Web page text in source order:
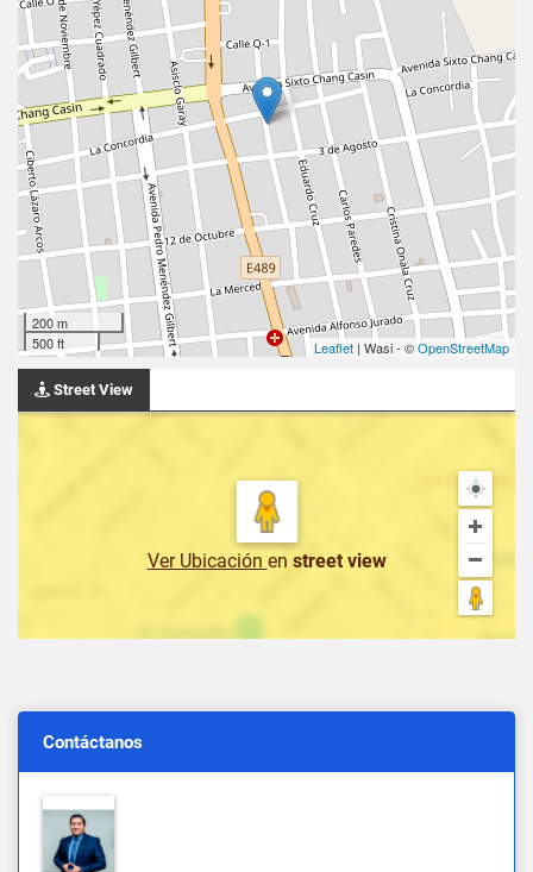
200 m
500 ft
Leaflet | Wasi - ©OpenStreetMap
Street View
Ver Ubicación en street view
Contáctanos